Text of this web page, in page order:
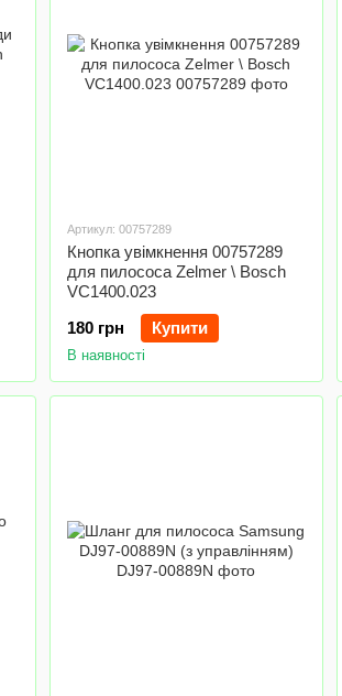
Артикул: 00757289
Кнопка увімкнення 00757289
для пилососа Zelmer \ Bosch
VC1400.023
180 грн
Купити
В наявності